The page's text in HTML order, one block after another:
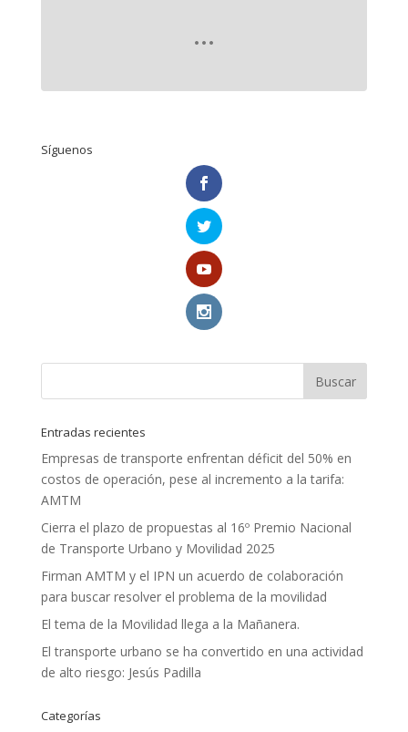
Síguenos
Entradas recientes
Empresas de transporte enfrentan déficit del 50% en
costos de operación, pese al incremento a la tarifa:
AMTM
Cierra el plazo de propuestas al 16º Premio Nacional
de Transporte Urbano y Movilidad 2025
Firman AMTM y el IPN un acuerdo de colaboración
para buscar resolver el problema de la movilidad
El tema de la Movilidad llega a la Mañanera.
El transporte urbano se ha convertido en una actividad
de alto riesgo: Jesús Padilla
Categorías